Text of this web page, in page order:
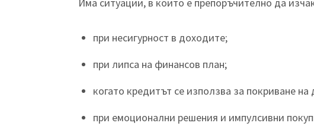
Има ситуации, в които е препоръчително да
при несигурност в доходите;
при липса на финансов план;
когато кредитът се използва за покриване на
при емоционални решения и импулсивни